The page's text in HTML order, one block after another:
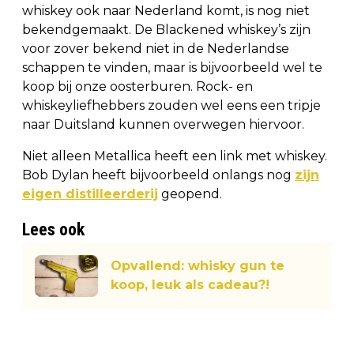
whiskey ook naar Nederland komt, is nog niet
bekendgemaakt. De Blackened whiskey’s zijn
voor zover bekend niet in de Nederlandse
schappen te vinden, maar is bijvoorbeeld wel te
koop bij onze oosterburen. Rock- en
whiskeyliefhebbers zouden wel eens een tripje
naar Duitsland kunnen overwegen hiervoor.
Niet alleen Metallica heeft een link met whiskey.
Bob Dylan heeft bijvoorbeeld onlangs nog zijn
eigen distilleerderij geopend.
Lees ook
Opvallend: whisky gun te
koop, leuk als cadeau?!